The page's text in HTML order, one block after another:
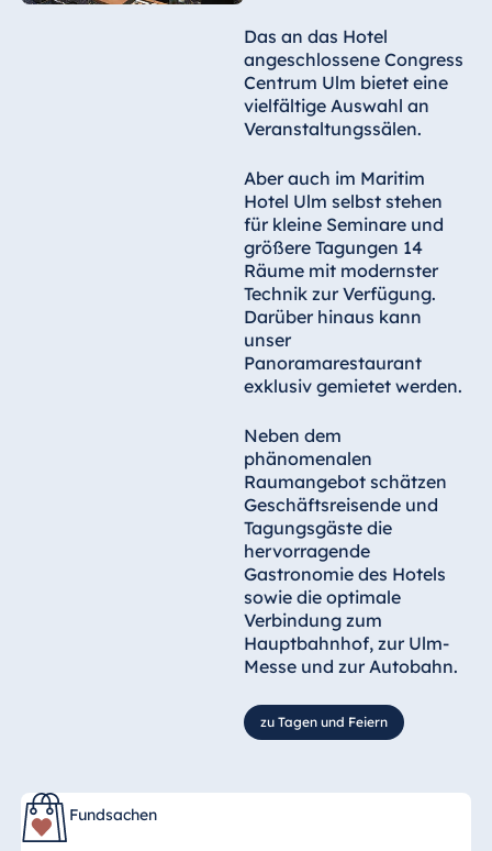
Das an das Hotel
angeschlossene Congress
Centrum Ulm bietet eine
vielfältige Auswahl an
Veranstaltungssälen.
Aber auch im Maritim
Hotel Ulm selbst stehen
für kleine Seminare und
größere Tagungen 14
Räume mit modernster
Technik zur Verfügung.
Darüber hinaus kann
unser
Panoramarestaurant
exklusiv gemietet werden.
Neben dem
phänomenalen
Raumangebot schätzen
Geschäftsreisende und
Tagungsgäste die
hervorragende
Gastronomie des Hotels
sowie die optimale
Verbindung zum
Hauptbahnhof, zur Ulm-
Messe und zur Autobahn.
zu Tagen und Feiern
Fundsachen